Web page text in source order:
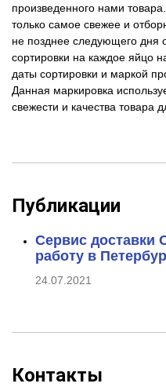
произведенного нами
только самое свежее и
не позднее следующего дня
сортировки на каждое яйцо
даты сортировки и маркой
Данная маркировка
свежести и качества товара
Публикации
Сервис доставки
работу в
24.07.2021
Контакты